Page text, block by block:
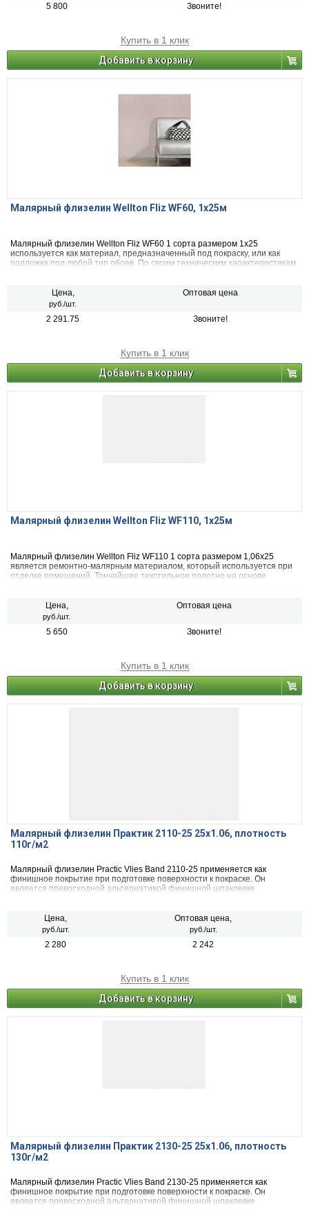
5 800 Звоните!
Купить в 1 клик
Добавить в корзину
Малярный флизелин Wellton Fliz WF60, 1x25м
Малярный флизелин Wellton Fliz WF60 1 сорта размером 1x25
используется как материал, предназначенный под покраску, или как
подложка под любой тип обоев. По своим техническим характеристикам
поверхности. Используя малярный флизелин Wellton Fliz, вы
гарантировано получите необычный и эксклюзивный дизайн любого
особенностями которого является экологичность и практичность.
Цена,
руб./шт.
Оптовая цена
2 291.75 Звоните!
Купить в 1 клик
Добавить в корзину
Малярный флизелин Wellton Fliz WF110, 1х25м
Малярный флизелин Wellton Fliz WF110 1 сорта размером 1,06х25
является ремонтно-малярным материалом, который используется при
отделке помещений. Тончайшее текстильное полотно на основе
или в качестве подложки под обои любого типа.
Цена,
руб./шт.
Оптовая цена
5 650 Звоните!
Купить в 1 клик
Добавить в корзину
Малярный флизелин Практик 2110-25 25х1.06, плотность
110г/м2
Малярный флизелин Practic Vlies Band 2110-25 применяется как
финишное покрытие при подготовке поверхности к покраске. Он
является превосходной альтернативой финишной шпаклевке
потолков под последующую покраску.
Цена,
руб./шт.
Оптовая цена,
руб./шт.
2 280 2 242
Купить в 1 клик
Добавить в корзину
Малярный флизелин Практик 2130-25 25х1.06, плотность
130г/м2
Малярный флизелин Practic Vlies Band 2130-25 применяется как
финишное покрытие при подготовке поверхности к покраске. Он
является превосходной альтернативой финишной шпаклевке